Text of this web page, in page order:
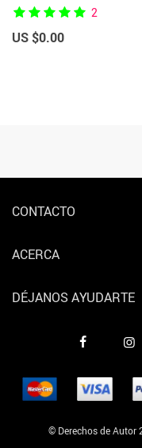
2
US $0.00
CONTACTO
© Derechos de Autor
ACERCA
DÉJANOS AYUDARTE